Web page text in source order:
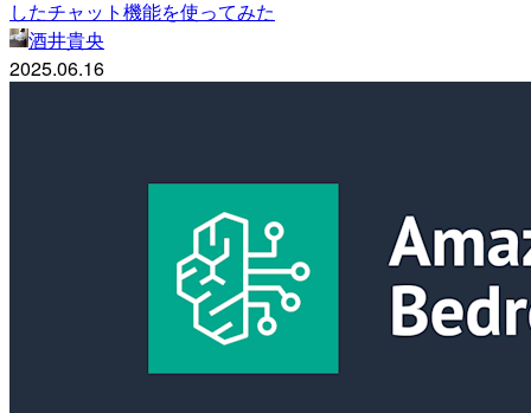
したチャット機能を使ってみた
酒井貴央
2025.06.16